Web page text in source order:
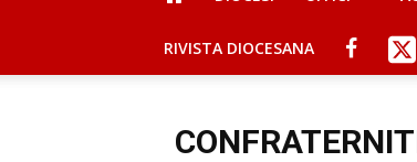
RIVISTA DIOCESANA